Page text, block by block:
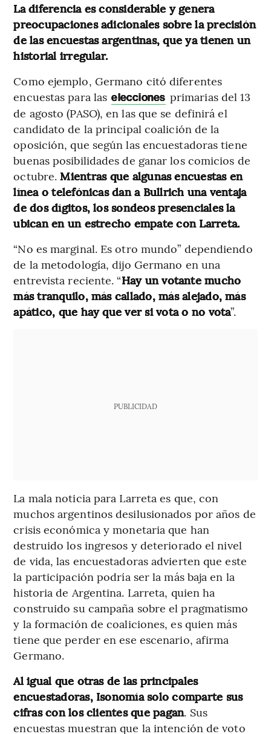
La diferencia es considerable y genera
preocupaciones adicionales sobre la precisión
de las encuestas argentinas, que ya tienen un
historial irregular.
Como ejemplo, Germano citó diferentes
encuestas para las elecciones primarias del 13
de agosto (PASO), en las que se definirá el
candidato de la principal coalición de la
oposición, que según las encuestadoras tiene
buenas posibilidades de ganar los comicios de
octubre. Mientras que algunas encuestas en
línea o telefónicas dan a Bullrich una ventaja
de dos dígitos, los sondeos presenciales la
ubican en un estrecho empate con Larreta.
“No es marginal. Es otro mundo” dependiendo
de la metodología, dijo Germano en una
entrevista reciente. “Hay un votante mucho
más tranquilo, más callado, más alejado, más
apático, que hay que ver si vota o no vota”.
PUBLICIDAD
La mala noticia para Larreta es que, con
muchos argentinos desilusionados por años de
crisis económica y monetaria que han
destruido los ingresos y deteriorado el nivel
de vida, las encuestadoras advierten que este
la participación podría ser la más baja en la
historia de Argentina. Larreta, quien ha
construido su campaña sobre el pragmatismo
y la formación de coaliciones, es quien más
tiene que perder en ese escenario, afirma
Germano.
Al igual que otras de las principales
encuestadoras, Isonomía solo comparte sus
cifras con los clientes que pagan. Sus
encuestas muestran que la intención de voto